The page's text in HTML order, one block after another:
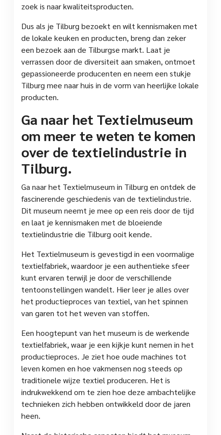
zoek is naar kwaliteitsproducten.
Dus als je Tilburg bezoekt en wilt kennismaken met
de lokale keuken en producten, breng dan zeker
een bezoek aan de Tilburgse markt. Laat je
verrassen door de diversiteit aan smaken, ontmoet
gepassioneerde producenten en neem een stukje
Tilburg mee naar huis in de vorm van heerlijke lokale
producten.
Ga naar het Textielmuseum
om meer te weten te komen
over de textielindustrie in
Tilburg.
Ga naar het Textielmuseum in Tilburg en ontdek de
fascinerende geschiedenis van de textielindustrie.
Dit museum neemt je mee op een reis door de tijd
en laat je kennismaken met de bloeiende
textielindustrie die Tilburg ooit kende.
Het Textielmuseum is gevestigd in een voormalige
textielfabriek, waardoor je een authentieke sfeer
kunt ervaren terwijl je door de verschillende
tentoonstellingen wandelt. Hier leer je alles over
het productieproces van textiel, van het spinnen
van garen tot het weven van stoffen.
Een hoogtepunt van het museum is de werkende
textielfabriek, waar je een kijkje kunt nemen in het
productieproces. Je ziet hoe oude machines tot
leven komen en hoe vakmensen nog steeds op
traditionele wijze textiel produceren. Het is
indrukwekkend om te zien hoe deze ambachtelijke
technieken zich hebben ontwikkeld door de jaren
heen.